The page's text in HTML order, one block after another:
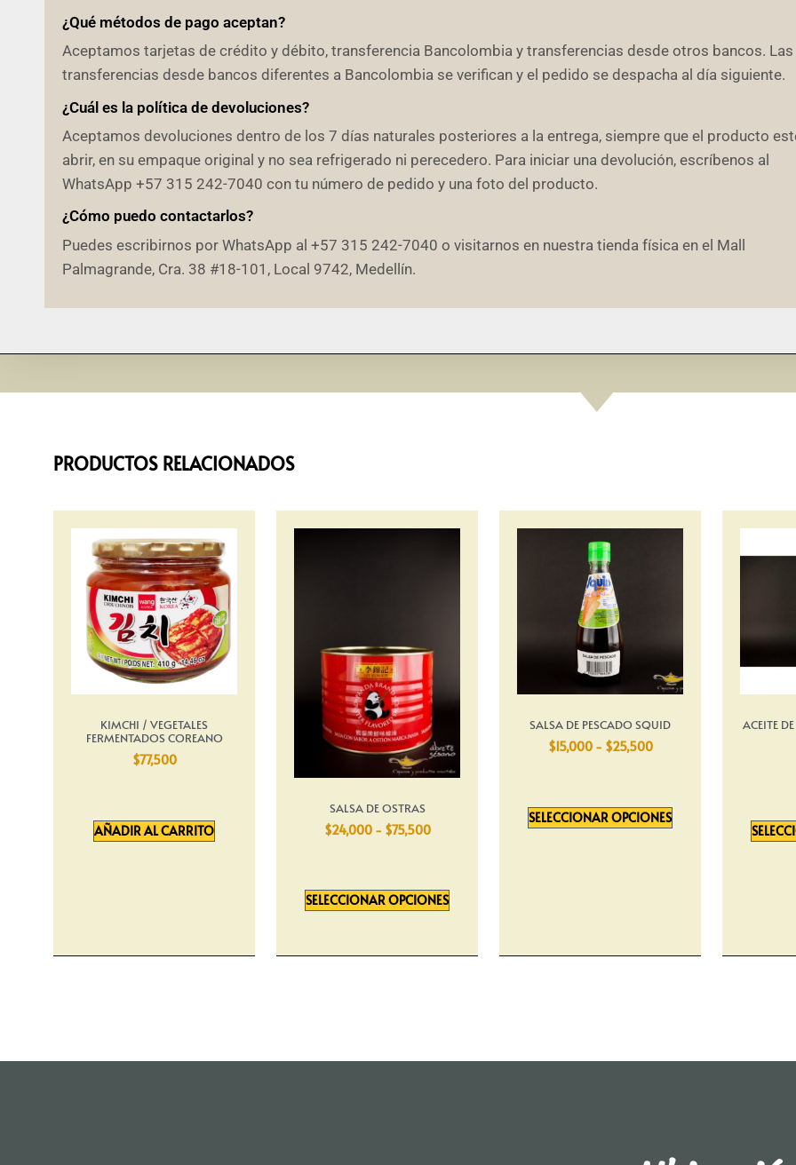
¿Qué métodos de pago aceptan?
Aceptamos tarjetas de crédito y débito, transferencia Bancolombia y transferencias desde otros bancos. Las
transferencias desde bancos diferentes a Bancolombia se verifican y el pedido se despacha al día siguiente.
¿Cuál es la política de devoluciones?
Aceptamos devoluciones dentro de los 7 días naturales posteriores a la entrega, siempre que el producto
abrir, en su empaque original y no sea refrigerado ni perecedero. Para iniciar una devolución, escríbenos al
WhatsApp +57 315 242-7040 con tu número de pedido y una foto del producto.
¿Cómo puedo contactarlos?
Puedes escribirnos por WhatsApp al +57 315 242-7040 o visitarnos en nuestra tienda física en el Mall
Palmagrande, Cra. 38 #18-101, Local 9742, Medellín.
PRODUCTOS RELACIONADOS
KIMCHI / VEGETALES
FERMENTADOS COREANO
$77,500
AÑADIR AL CARRITO
SALSA DE OSTRAS
$24,000 - $75,500
SELECCIONAR OPCIONES
SALSA DE PESCADO SQUID
$15,000 - $25,500
SELECCIONAR OPCIONES
ACEITE